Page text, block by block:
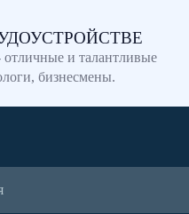
и талантливые
бизнесмены.